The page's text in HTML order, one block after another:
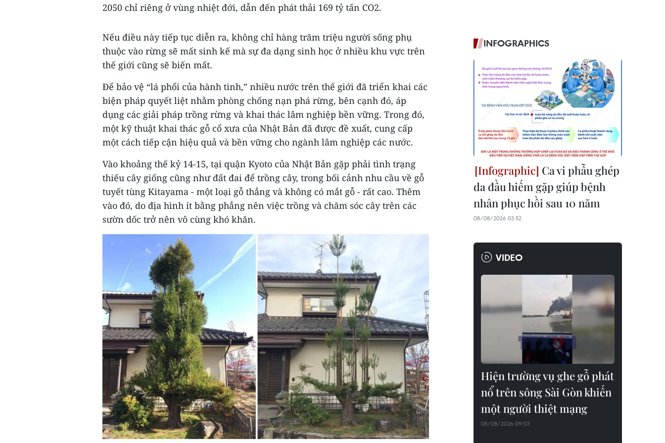
2050 chỉ riêng ở vùng nhiệt đới, dẫn đến phát thải 169 tỷ tấn CO2.
Nếu điều này tiếp tục diễn ra, không chỉ hàng trăm triệu người sống phụ
thuộc vào rừng sẽ mất sinh kế mà sự đa dạng sinh học ở nhiều khu vực trên
thế giới cũng sẽ biến mất.
Để bảo vệ “lá phổi của hành tinh,” nhiều nước trên thế giới đã triển khai các
biện pháp quyết liệt nhằm phòng chống nạn phá rừng, bên cạnh đó, áp
dụng các giải pháp trồng rừng và khai thác lâm nghiệp bền vững. Trong đó,
một kỹ thuật khai thác gỗ cổ xưa của Nhật Bản đã được đề xuất, cung cấp
một cách tiếp cận hiệu quả và bền vững cho ngành lâm nghiệp các nước.
Vào khoảng thế kỷ 14-15, tại quận Kyoto của Nhật Bản gặp phải tình trạng
thiếu cây giống cũng như đất đai để trồng cây, trong bối cảnh nhu cầu về gỗ
tuyết tùng Kitayama - một loại gỗ thẳng và không có mắt gỗ - rất cao. Thêm
vào đó, do địa hình ít bằng phẳng nên việc trồng và chăm sóc cây trên các
sườn dốc trở nên vô cùng khó khăn.
INFOGRAPHICS
Ca vi phẫu ghép
da đầu hiếm gặp giúp bệnh
nhân phục hồi sau 10 năm
08/08/2026 03:52
VIDEO
Hiện trường vụ ghe gỗ phát
nổ trên sông Sài Gòn khiến
một người thiệt mạng
08/08/2026 09:03